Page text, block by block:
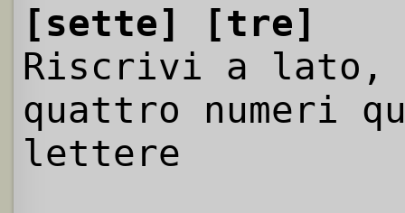
[sette]
[tre]
Riscrivi a
quattro numeri
lettere